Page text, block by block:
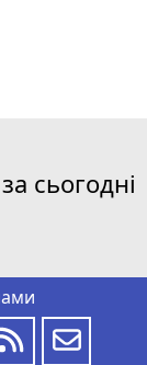
сьогодні